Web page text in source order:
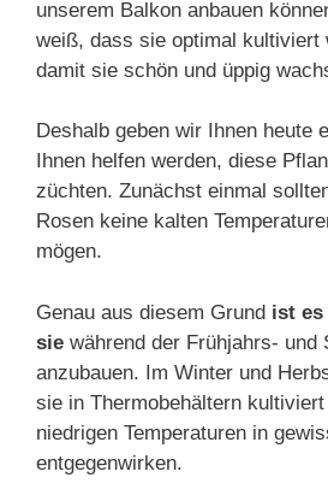
unserem Balkon anbauen
weiß, dass sie optimal kultiviert
damit sie schön und üppig
Deshalb geben wir Ihnen heute
Ihnen helfen werden, diese
züchten. Zunächst einmal
Rosen keine kalten
mögen.
Genau aus diesem Grund ist es
sie während der Frühjahrs- und
anzubauen. Im Winter und
sie in Thermobehältern
niedrigen Temperaturen in
entgegenwirken.